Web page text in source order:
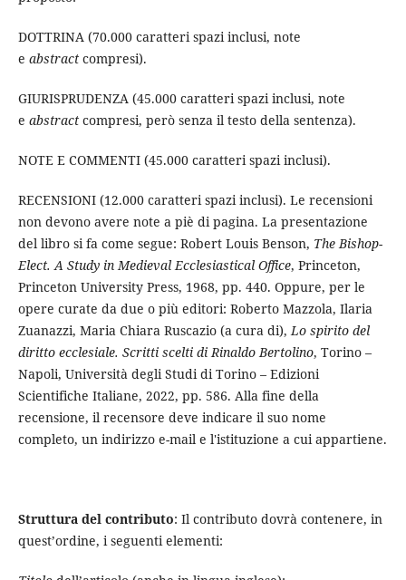
DOTTRINA (70.000 caratteri spazi inclusi, note
e abstractcompresi).
GIURISPRUDENZA (45.000 caratteri spazi inclusi, note
e abstractcompresi, però senza il testo della sentenza).
NOTE E COMMENTI (45.000 caratteri spazi inclusi).
RECENSIONI (12.000 caratteri spazi inclusi). Le recensioni
non devono avere note a piè di pagina. La presentazione
del libro si fa come segue: Robert Louis Benson, The Bishop-
Elect. A Study in Medieval Ecclesiastical Office, Princeton,
Princeton University Press, 1968, pp. 440. Oppure, per le
opere curate da due o più editori: Roberto Mazzola, Ilaria
Zuanazzi, Maria Chiara Ruscazio (a cura di),Lo spirito del
diritto ecclesiale. Scritti scelti di Rinaldo Bertolino, Torino –
Napoli, Università degli Studi di Torino – Edizioni
Scientifiche Italiane, 2022, pp. 586. Alla fine della
recensione, il recensore deve indicare il suo nome
completo, un indirizzo e-mail e l'istituzione a cui appartiene.
Struttura del contributo: Il contributo dovrà contenere, in
quest’ordine, i seguenti elementi: